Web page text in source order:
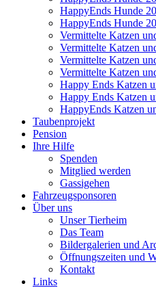
HappyEnds Hunde
HappyEnds Hunde
Vermittelte Katzen
Vermittelte Katzen
Vermittelte Katzen
Vermittelte Katzen
Happy Ends Katzen
Happy Ends Katzen
HappyEnds Katzen
Taubenprojekt
Pension
Ihre Hilfe
Spenden
Mitglied werden
Gassigehen
Fahrzeugsponsoren
Über uns
Unser Tierheim
Das Team
Bildergalerien und
Öffnungszeiten und
Kontakt
Links